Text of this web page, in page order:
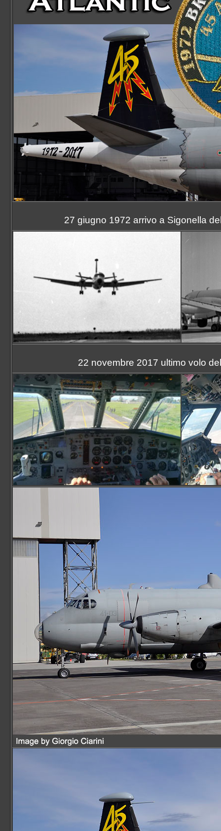
61° Stormo
70° Stormo
72° Stormo
Italian Navy
MariSTaeli Catania
MariSTaeli Luni
Guardia Costiera overviewItalian Coast Guard
Base Aerea Catania
Base Aerea Luni
Base Aerea Pescara
Guardia di Finanza overviewItalian Custom Police
Gruppo Esplorazione Aeromarittima
Sezione Aerea Bari
Sezione Aerea Bolzano
Sezione Aerea Cagliari
Sezione Aerea Genova
Sezione Aerea Lamezia Terme
Sezione Aerea Pratica di Mare
Sezione Aerea Rimini
Sezione Aerea Venezia
Sezione Aerea Venegono
27 giugno 1972 arrivo a Sigonella
22 novembre 2017 ultimo volo